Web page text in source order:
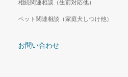
相続関連相談（生前対応他）
ペット関連相談（家庭犬しつけ他）
お問い合わせ